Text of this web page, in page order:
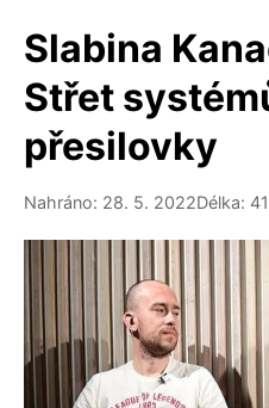
Slabina
Střet
přesilovky
Nahráno: 28. 5. 2022Délka: